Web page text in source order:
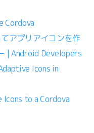
Cordova
アプリアイコンを作
| Android Developers
Icons in
to a Cordova